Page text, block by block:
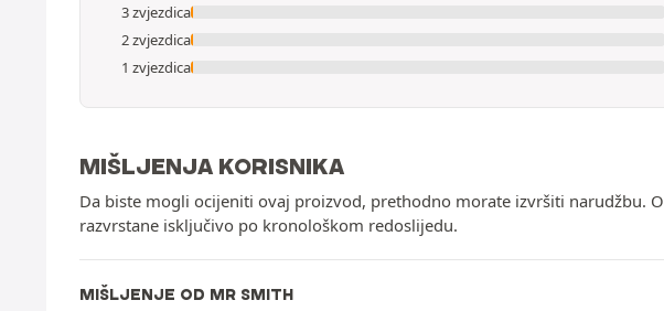
3 zvjezdica
2 zvjezdica
1 zvjezdica
MIŠLJENJA KORISNIKA
Da biste mogli ocijeniti ovaj proizvod, prethodno morate izvršiti narudžbu.
razvrstane isključivo po kronološkom redoslijedu.
MIŠLJENJE OD MR SMITH